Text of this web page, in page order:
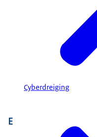
Cyberdreiging
E